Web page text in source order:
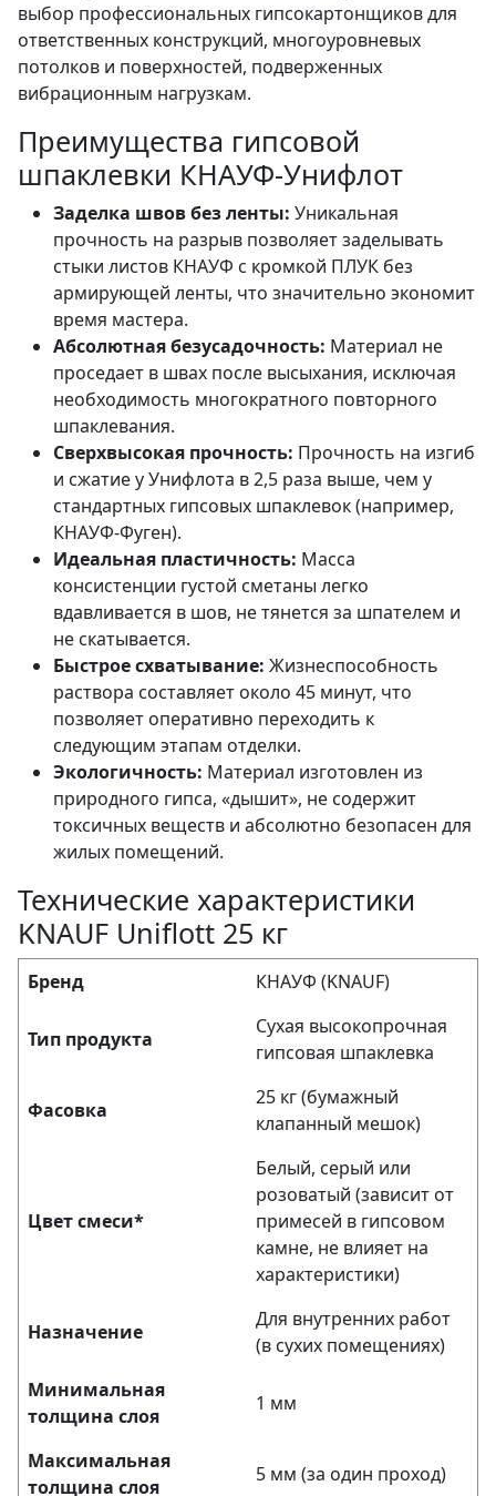
выбор профессиональных гипсокартонщиков для
ответственных конструкций, многоуровневых
потолков и поверхностей, подверженных
вибрационным нагрузкам.
Преимущества гипсовой
шпаклевки КНАУФ-Унифлот
Заделка швов без ленты: Уникальная
прочность на разрыв позволяет заделывать
стыки листов КНАУФ с кромкой ПЛУК без
армирующей ленты, что значительно экономит
время мастера.
Абсолютная безусадочность: Материал не
проседает в швах после высыхания, исключая
необходимость многократного повторного
шпаклевания.
Сверхвысокая прочность: Прочность на изгиб
и сжатие у Унифлота в 2,5 раза выше, чем у
стандартных гипсовых шпаклевок (например,
КНАУФ-Фуген).
Идеальная пластичность: Масса
консистенции густой сметаны легко
вдавливается в шов, не тянется за шпателем и
не скатывается.
Быстрое схватывание: Жизнеспособность
раствора составляет около 45 минут, что
позволяет оперативно переходить к
следующим этапам отделки.
Экологичность: Материал изготовлен из
природного гипса, «дышит», не содержит
токсичных веществ и абсолютно безопасен для
жилых помещений.
Технические характеристики
KNAUF Uniflott 25 кг
Бренд КНАУФ (KNAUF)
Тип продукта
Сухая высокопрочная
гипсовая шпаклевка
Фасовка
25 кг (бумажный
клапанный мешок)
Цвет смеси*
Белый, серый или
розоватый (зависит от
примесей в гипсовом
камне, не влияет на
характеристики)
Назначение
Для внутренних работ
(в сухих помещениях)
Минимальная
толщина слоя
1 мм
Максимальная
толщина слоя
5 мм (за один проход)